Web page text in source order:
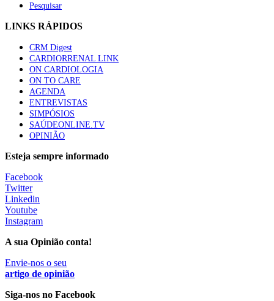
Pesquisar
LINKS RÁPIDOS
CRM Digest
CARDIORRENAL LINK
ON CARDIOLOGIA
ON TO CARE
AGENDA
ENTREVISTAS
SIMPÓSIOS
SAÚDEONLINE.TV
OPINIÃO
Esteja sempre informado
Facebook
Twitter
Linkedin
Youtube
Instagram
A sua Opinião conta!
Envie-nos o seu
artigo de opinião
Siga-nos no Facebook